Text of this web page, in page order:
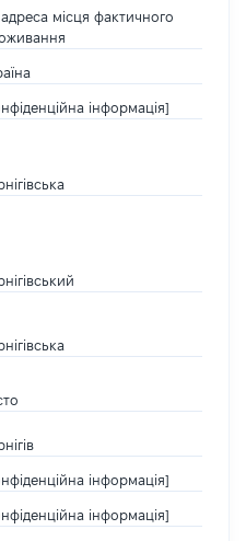
місця фактичного
інформація]
інформація]
інформація]